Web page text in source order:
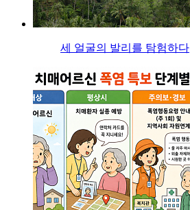
세 얼굴의 발리를 탐험하다